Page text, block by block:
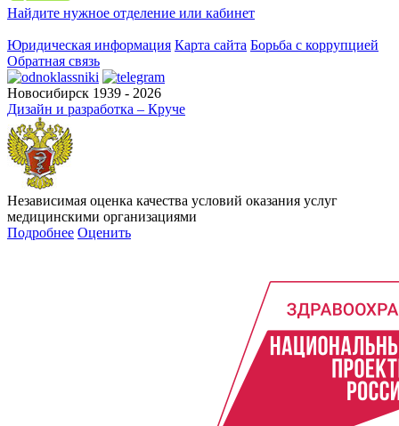
Найдите нужное отделение или кабинет
Юридическая информация Карта сайта Борьба с коррупцией
Обратная связь
Новосибирск 1939 - 2026
Дизайн и разработка – Круче
Независимая оценка качества условий оказания услуг
медицинскими организациями
Подробнее Оценить